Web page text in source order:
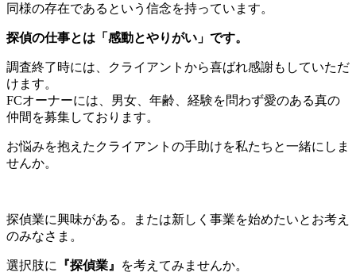
同様の存在であるという信念を持っています。
探偵の仕事とは「感動とやりがい」です。
調査終了時には、クライアントから喜ばれ感謝もしていただ
けます。
FCオーナーには、男女、年齢、経験を問わず愛のある真の
仲間を募集しております。
お悩みを抱えたクライアントの手助けを私たちと一緒にしま
せんか。
探偵業に興味がある。または新しく事業を始めたいとお考え
のみなさま。
選択肢に 『探偵業』 を考えてみませんか。